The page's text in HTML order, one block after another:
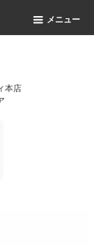
メニュー
本店